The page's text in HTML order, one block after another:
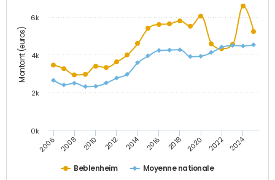
Montant (euros)
Beblenheim Moyenne nationale
2006 2008 2010 2012 2014 2016 2018 2020 2022 2024
0k
2k
4k
6k